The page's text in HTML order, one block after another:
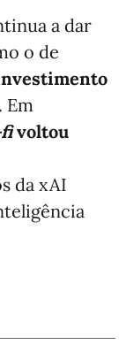
a dar
o de
voltou
da xAI